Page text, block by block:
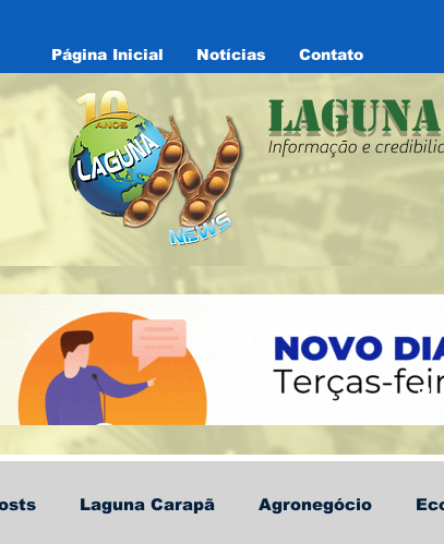
Página Inicial Notícias Contato
Informação e
Laguna Carapã Agronegócio